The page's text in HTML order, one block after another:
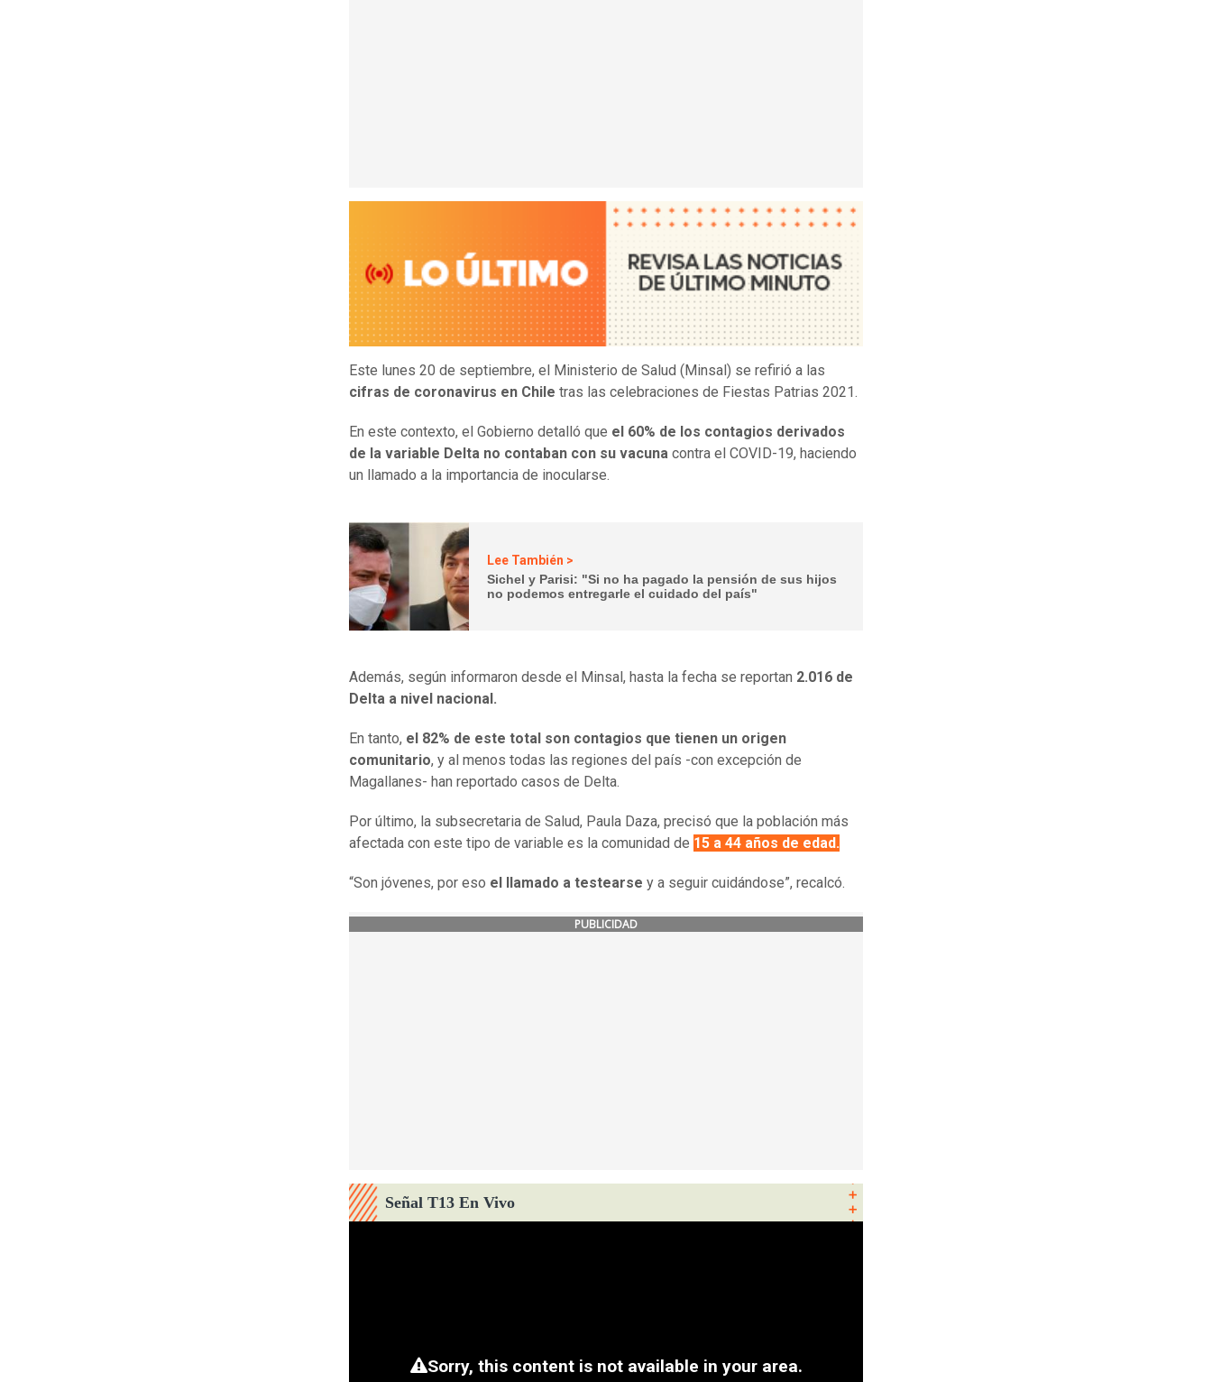
Este lunes 20 de septiembre, el Ministerio de Salud (Minsal) se refirió a las
cifras de coronavirus en Chile tras las celebraciones de Fiestas Patrias 2021.
En este contexto, el Gobierno detalló que el 60% de los contagios derivados
de la variable Delta no contaban con su vacuna contra el COVID-19, haciendo
un llamado a la importancia de inocularse.
Lee También >
Sichel y Parisi: "Si no ha pagado la pensión de sus hijos
no podemos entregarle el cuidado del país"
Además, según informaron desde el Minsal, hasta la fecha se reportan 2.016 de
Delta a nivel nacional.
En tanto, el 82% de este total son contagios que tienen un origen
comunitario, y al menos todas las regiones del país -con excepción de
Magallanes- han reportado casos de Delta.
Por último, la subsecretaria de Salud, Paula Daza, precisó que la población más
afectada con este tipo de variable es la comunidad de 15 a 44 años de edad.
“Son jóvenes, por eso el llamado a testearse y a seguir cuidándose”, recalcó.
PUBLICIDAD
Señal T13 En Vivo